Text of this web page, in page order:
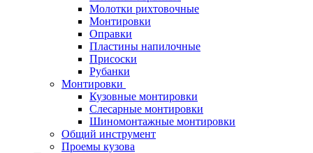
Молотки рихтовочные
Монтировки
Оправки
Пластины напилочные
Присоски
Рубанки
Монтировки
Кузовные монтировки
Слесарные монтировки
Шиномонтажные монтировки
Общий инструмент
Проемы кузова